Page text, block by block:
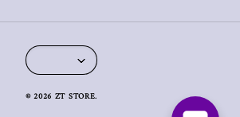
© 2026 ZT STORE.